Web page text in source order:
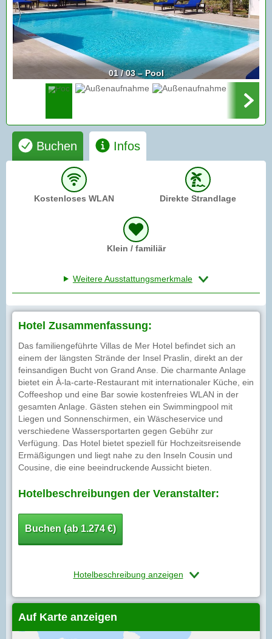
01 / 03 – Pool
Buchen Infos
Kostenloses WLAN Direkte Strandlage
Klein / familiär
Weitere Ausstattungsmerkmale
Hotel Zusammenfassung:
Das familiengeführte Villas de Mer Hotel befindet sich an
einem der längsten Strände der Insel Praslin, direkt an der
feinsandigen Bucht von Grand Anse. Die charmante Anlage
bietet ein À-la-carte-Restaurant mit internationaler Küche, ein
Coffeeshop und eine Bar sowie kostenfreies WLAN in der
gesamten Anlage. Gästen stehen ein Swimmingpool mit
Liegen und Sonnenschirmen, ein Wäscheservice und
verschiedene Wassersportarten gegen Gebühr zur
Verfügung. Das Hotel bietet speziell für Hochzeitsreisende
Ermäßigungen und liegt nahe zu den Inseln Cousin und
Cousine, die eine beeindruckende Aussicht bieten.
Hotelbeschreibungen der Veranstalter:
Buchen (ab 1.274 €)
Hotelbeschreibung anzeigen
Auf Karte anzeigen